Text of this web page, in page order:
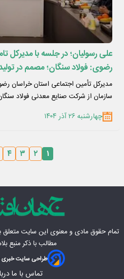
علی رسولیان؛ در جلسه با مدیرکل
رضوی: فولاد سنگان؛ مصمم در تولید
مدیرکل تأمین اجتماعی استان خراسان
سازمان از شرکت صنایع معدنی فولاد
چهارشنبه ۲۶ آذر ۱۴۰۴
۱ ۲ ۳ ۴
تمام حقوق مادی‌ و معنوی این سایت متعلق
مطالب با ذکر منبع
طراحی سایت خبری
تماس با ما